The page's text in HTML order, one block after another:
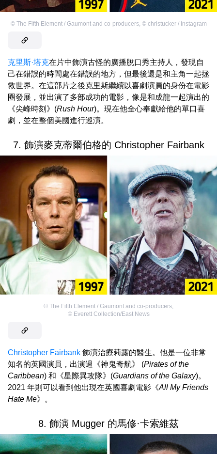
© The Fifth Element / Gaumont and co-producers, © christucker / Instagram
克里斯·塔克在片中飾演古怪的廣播脫口秀主持人，發現自
己在錯誤的時間處在錯誤的地方，但最後還是和主角一起拯
救世界。在這部片之後克里斯繼續以喜劇演員的身份在電影
圈發展，並出演了多部成功的電影，像是和成龍一起演出的
《尖峰時刻》(Rush Hour)。現在他全心奉獻給他的單口喜
劇，並在整個美國進行巡演。
7. 飾演麥克蒂爾伯格的 Christopher Fairbank
© The Fifth Element / Gaumont and co-producers,
© Everett Collection/East News
Christopher Fairbank 飾演治療莉露的醫生。他是一位非常
知名的英國演員，出演過《神鬼奇航》 (Pirates of the
Caribbean) 和《星際異攻隊》(Guardians of the Galaxy)。
2021 年則可以看到他出現在英國喜劇電影《All My Friends
Hate Me》。
8. 飾演 Mugger 的馬修·卡索維茲